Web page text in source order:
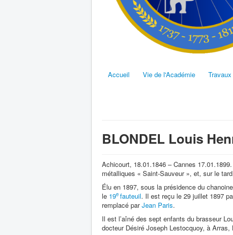
Accueil Vie de l'Académie Travaux
BLONDEL Louis
Achicourt, 18.01.1846 – Cannes
métalliques « Saint-Sauveur », et, sur le
Élu en 1897, sous la présidence du
le 19e fauteuil. Il est reçu le 29 juillet 1897
remplacé parJean Paris.
Il est l’aîné des sept enfants du brasseur
docteur Désiré Joseph Lestocquoy, à